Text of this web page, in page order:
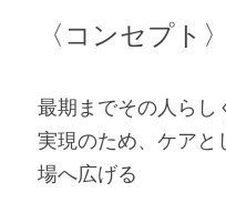
〈コンセプト〉
最期までその人らし
実現のため、ケアと
場へ広げる